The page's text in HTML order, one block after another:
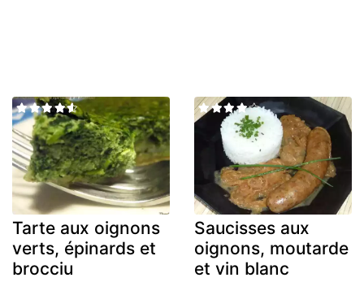
Tarte aux oignons
verts, épinards et
brocciu
Saucisses aux
oignons, moutarde
et vin blanc